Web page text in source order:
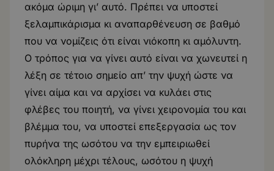
ακόμα ώριμη γι’ αυτό. Πρέπει να υποστεί
ξελαμπικάρισμα κι αναπαρθένευση σε βαθμό
που να νομίζεις ότι είναι νιόκοπη κι αμόλυντη.
Ο τρόπος για να γίνει αυτό είναι να χωνευτεί η
λέξη σε τέτοιο σημείο απ’ την ψυχή ώστε να
γίνει αίμα και να αρχίσει να κυλάει στις
φλέβες του ποιητή, να γίνει χειρονομία του και
βλέμμα του, να υποστεί επεξεργασία ως τον
πυρήνα της ωσότου να την εμπειριωθεί
ολόκληρη μέχρι τέλους, ωσότου η ψυχή